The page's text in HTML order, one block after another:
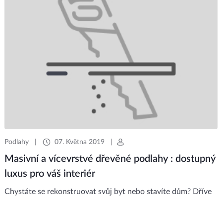
Podlahy| 07. Května 2019|
Masivní a vícevrstvé dřevěné podlahy : dostupný
luxus pro váš interiér
Chystáte se rekonstruovat svůj byt nebo stavíte dům? Dříve